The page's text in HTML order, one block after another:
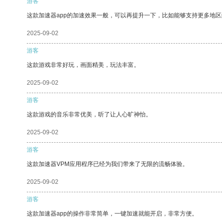
这款加速器app的加速效果一般，可以再提升一下，比如能够支持更多地区
2025-09-02
游客
这款游戏非常好玩，画面精美，玩法丰富。
2025-09-02
游客
这款游戏的音乐非常优美，听了让人心旷神怡。
2025-09-02
游客
这款加速器VPM应用程序已经为我们带来了无限的流畅体验。
2025-09-02
游客
这款加速器app的操作非常简单，一键加速就能开启，非常方便。